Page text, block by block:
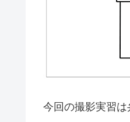
今回の撮影実習